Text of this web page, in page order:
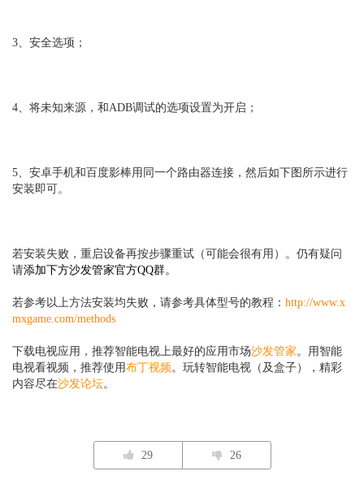
3、安全选项；
4、将未知来源，和ADB调试的选项设置为开启；
5、安卓手机和百度影棒用同一个路由器连接，然后如下图所示进行
安装即可。
若安装失败，重启设备再按步骤重试（可能会很有用）。仍有疑问
请添加下方沙发管家官方QQ群。
若参考以上方法安装均失败，请参考具体型号的教程： http://www.x
mxgame.com/methods
下载电视应用，推荐智能电视上最好的应用市场沙发管家。用智能
电视看视频，推荐使用布丁视频。玩转智能电视（及盒子），精彩
内容尽在沙发论坛。
29 26